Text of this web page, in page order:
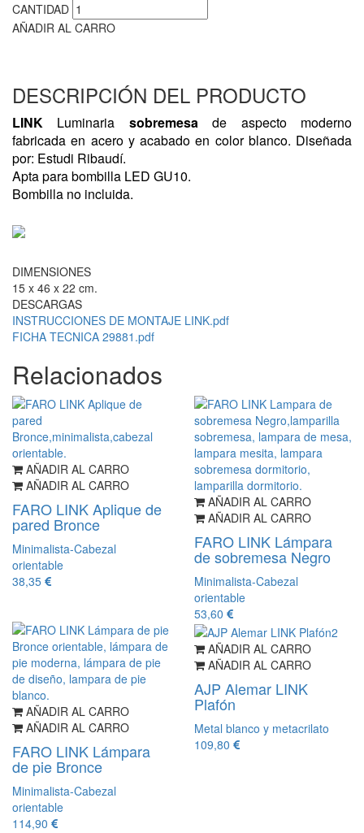
CANTIDAD
AÑADIR AL CARRO
DESCRIPCIÓN DEL PRODUCTO
LINK Luminaria sobremesade aspecto moderno
fabricada en acero y acabado en color blanco. Diseñada
por: Estudi Ribaudí.
Apta para bombilla LED GU10.
Bombilla no incluida.
DIMENSIONES
15 x 46 x 22 cm.
DESCARGAS
INSTRUCCIONES DE MONTAJE LINK.pdf
FICHA TECNICA 29881.pdf
Relacionados
AÑADIR AL CARRO
AÑADIR AL CARRO
FARO LINK Aplique de
pared Bronce
Minimalista-Cabezal
orientable
38,35
AÑADIR AL CARRO
AÑADIR AL CARRO
FARO LINK Lámpara
de sobremesa Negro
Minimalista-Cabezal
orientable
53,60
AÑADIR AL CARRO
AÑADIR AL CARRO
FARO LINK Lámpara
de pie Bronce
Minimalista-Cabezal
orientable
114,90
AÑADIR AL CARRO
AÑADIR AL CARRO
AJP Alemar LINK
Plafón
Metal blanco y metacrilato
109,80